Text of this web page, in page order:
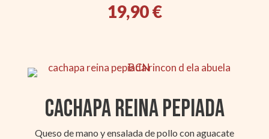
19,90 €
Cachapa Reina Pepiada
Queso de mano y ensalada de pollo con aguacate